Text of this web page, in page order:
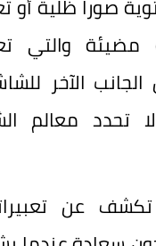
والتي
الآخر
تحدد معالم
تكشف عن